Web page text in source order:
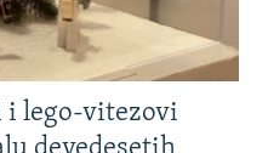
i lego-vitezovi